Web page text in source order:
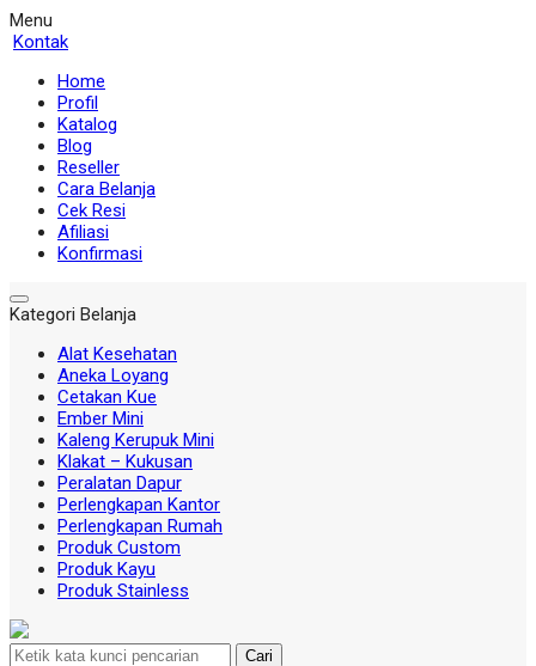
Menu
Kontak
Home
Profil
Katalog
Blog
Reseller
Cara Belanja
Cek Resi
Afiliasi
Konfirmasi
Kategori Belanja
Alat Kesehatan
Aneka Loyang
Cetakan Kue
Ember Mini
Kaleng Kerupuk Mini
Klakat – Kukusan
Peralatan Dapur
Perlengkapan Kantor
Perlengkapan Rumah
Produk Custom
Produk Kayu
Produk Stainless
Cari